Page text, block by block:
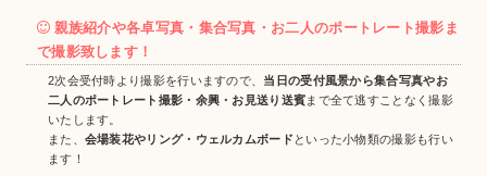
親族紹介や各卓写真・集合写真・お二人のポートレート撮影ま
で撮影致します！
2次会受付時より撮影を行いますので、 当日の受付風景から集合写真やお
二人のポートレート撮影・余興・お見送り送賓まで全て逃すことなく撮影
いたします。
また、 会場装花やリング・ウェルカムボード といった小物類の撮影も行い
ます！